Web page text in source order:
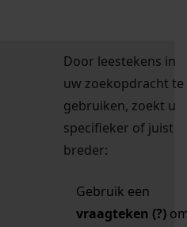
Door leestekens in
uw zoekopdracht te
gebruiken, zoekt u
specifieker of juist
breder:
Gebruik een
vraagteken (?)